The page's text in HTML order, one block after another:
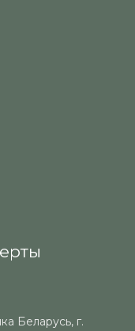
Беларусь, г.